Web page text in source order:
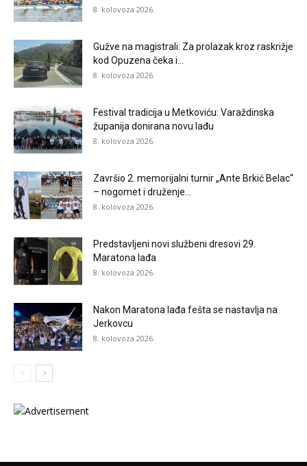
8. kolovoza 2026.
Gužve na magistrali: Za prolazak kroz raskrižje
kod Opuzena čeka i...
8. kolovoza 2026.
Festival tradicija u Metkoviću: Varaždinska
županija donirana novu lađu
8. kolovoza 2026.
Završio 2. memorijalni turnir „Ante Brkić Belac“
– nogomet i druženje...
8. kolovoza 2026.
Predstavljeni novi službeni dresovi 29.
Maratona lađa
8. kolovoza 2026.
Nakon Maratona lađa fešta se nastavlja na
Jerkovcu
8. kolovoza 2026.